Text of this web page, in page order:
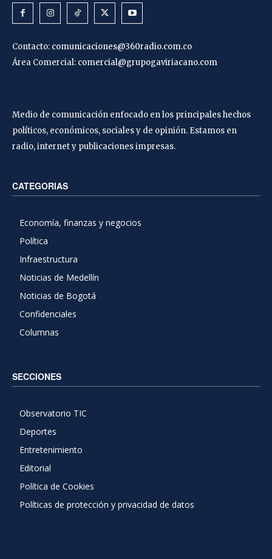
Contacto: comunicaciones@360radio.com.co
Área Comercial: comercial@grupogaviriacano.com
Medio de comunicación enfocado en los principales hechos
políticos, económicos, sociales y de opinión. Estamos en
radio, internet y publicaciones impresas.
CATEGORIAS
Economía, finanzas y negocios
Política
Infraestructura
Noticias de Medellín
Noticias de Bogotá
Confidenciales
Columnas
SECCIONES
Observatorio TIC
Deportes
Entretenimiento
Editorial
Política de Cookies
Políticas de protección y privacidad de datos